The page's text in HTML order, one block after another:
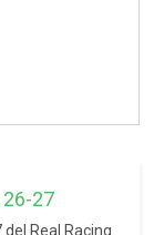
27
Real Racing